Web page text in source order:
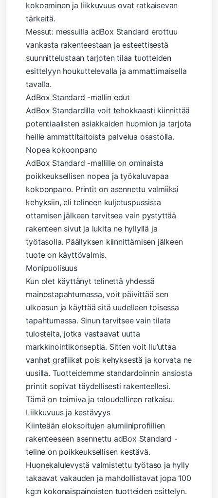
kokoaminen ja liikkuvuus ovat ratkaisevan
tärkeitä.
Messut: messuilla adBox Standard erottuu
vankasta rakenteestaan ​​ja esteettisestä
suunnittelustaan ​​tarjoten tilaa tuotteiden
esittelyyn houkuttelevalla ja ammattimaisella
tavalla.
AdBox Standard -mallin edut
AdBox Standardilla voit tehokkaasti kiinnittää
potentiaalisten asiakkaiden huomion ja tarjota
heille ammattitaitoista palvelua osastolla.
Nopea kokoonpano
AdBox Standard -mallille on ominaista
poikkeuksellisen nopea ja työkaluvapaa
kokoonpano. Printit on asennettu valmiiksi
kehyksiin, eli telineen kuljetuspussista
ottamisen jälkeen tarvitsee vain pystyttää
rakenteen sivut ja lukita ne hyllyllä ja
työtasolla. Päällyksen kiinnittämisen jälkeen
tuote on käyttövalmis.
Monipuolisuus
Kun olet käyttänyt telinettä yhdessä
mainostapahtumassa, voit päivittää sen
ulkoasun ja käyttää sitä uudelleen toisessa
tapahtumassa. Sinun tarvitsee vain tilata
tulosteita, jotka vastaavat uutta
markkinointikonseptia. Sitten voit liu’uttaa
vanhat grafiikat pois kehyksestä ja korvata ne
uusilla. Tuotteidemme standardoinnin ansiosta
printit sopivat täydellisesti rakenteellesi.
Tämä on toimiva ja taloudellinen ratkaisu.
Liikkuvuus ja kestävyys
Kiinteään eloksoitujen alumiiniprofiilien
rakenteeseen asennettu adBox Standard -
teline on poikkeuksellisen kestävä.
Huonekalulevystä valmistettu työtaso ja hylly
takaavat vakauden ja mahdollistavat jopa 100
kg:n kokonaispainoisten tuotteiden esittelyn.